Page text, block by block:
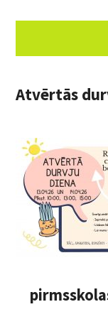
ĒDINĀŠANA
DOKUMENTI
VECĀKIEM
VAKANCES
FOTO
Atvērtās